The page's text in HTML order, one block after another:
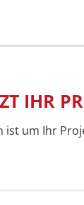
IHR
um Ihr